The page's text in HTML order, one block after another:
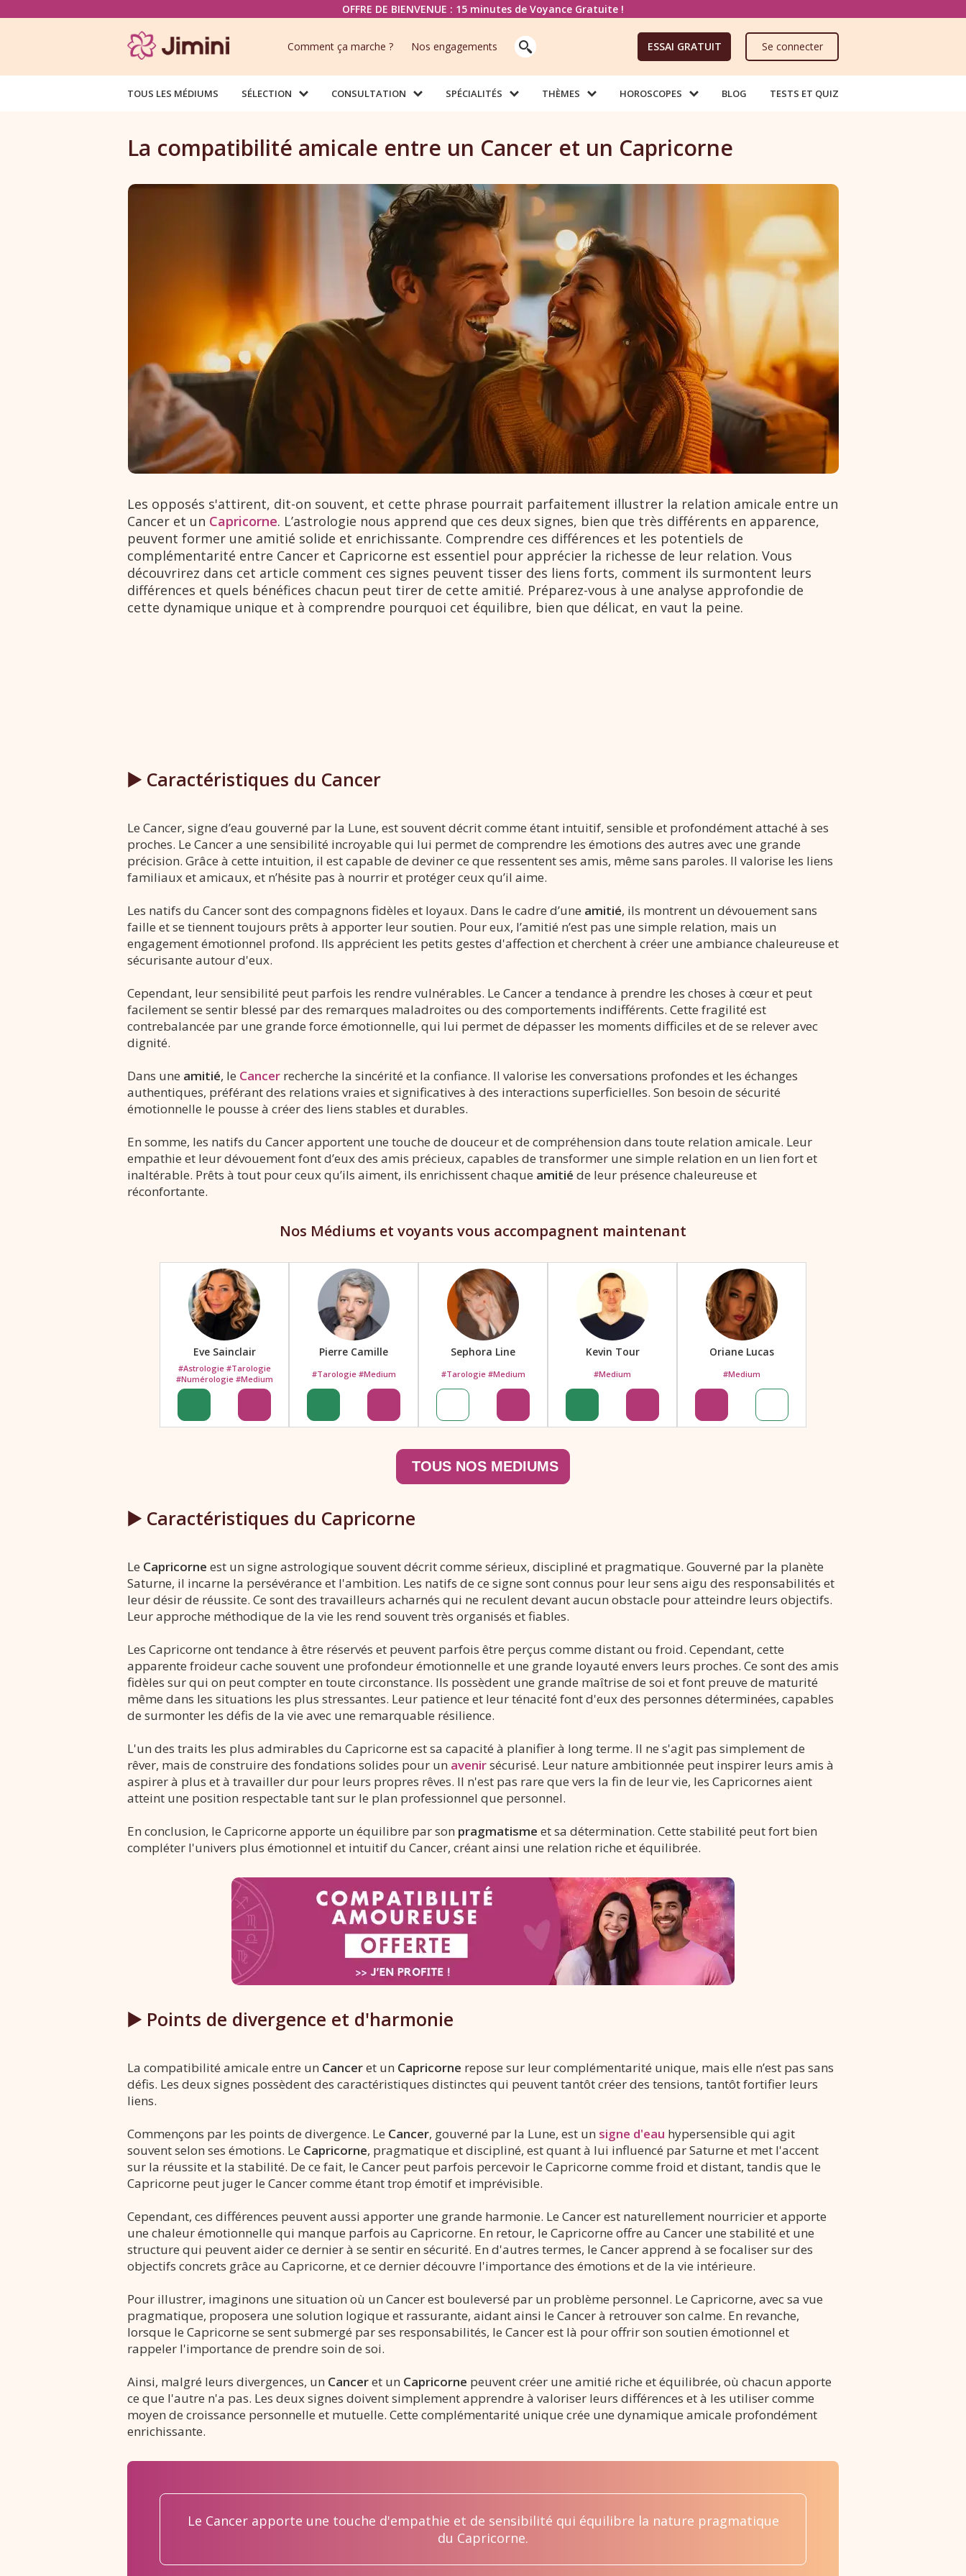
OFFRE DE BIENVENUE : 15 minutes de Voyance Gratuite !
Comment ça marche ? Nos engagements Se connecter
ESSAI GRATUIT
TOUS LES MÉDIUMS SÉLECTION CONSULTATION SPÉCIALITÉS THÈMES HOROSCOPES BLOG TESTS ET QUIZ
La compatibilité amicale entre un Cancer et un Capricorne
Les opposés s'attirent, dit-on souvent, et cette phrase pourrait parfaitement illustrer la relation amicale entre un
Cancer et un Capricorne. L’astrologie nous apprend que ces deux signes, bien que très différents en apparence,
peuvent former une amitié solide et enrichissante. Comprendre ces différences et les potentiels de
complémentarité entre Cancer et Capricorne est essentiel pour apprécier la richesse de leur relation. Vous
découvrirez dans cet article comment ces signes peuvent tisser des liens forts, comment ils surmontent leurs
différences et quels bénéfices chacun peut tirer de cette amitié. Préparez-vous à une analyse approfondie de
cette dynamique unique et à comprendre pourquoi cet équilibre, bien que délicat, en vaut la peine.
▶️ Caractéristiques du Cancer
Le Cancer, signe d’eau gouverné par la Lune, est souvent décrit comme étant intuitif, sensible et profondément attaché à ses
proches. Le Cancer a une sensibilité incroyable qui lui permet de comprendre les émotions des autres avec une grande
précision. Grâce à cette intuition, il est capable de deviner ce que ressentent ses amis, même sans paroles. Il valorise les liens
familiaux et amicaux, et n’hésite pas à nourrir et protéger ceux qu’il aime.
Les natifs du Cancer sont des compagnons fidèles et loyaux. Dans le cadre d’une amitié, ils montrent un dévouement sans
faille et se tiennent toujours prêts à apporter leur soutien. Pour eux, l’amitié n’est pas une simple relation, mais un
engagement émotionnel profond. Ils apprécient les petits gestes d'affection et cherchent à créer une ambiance chaleureuse et
sécurisante autour d'eux.
Cependant, leur sensibilité peut parfois les rendre vulnérables. Le Cancer a tendance à prendre les choses à cœur et peut
facilement se sentir blessé par des remarques maladroites ou des comportements indifférents. Cette fragilité est
contrebalancée par une grande force émotionnelle, qui lui permet de dépasser les moments difficiles et de se relever avec
dignité.
Dans une amitié, le Cancer recherche la sincérité et la confiance. Il valorise les conversations profondes et les échanges
authentiques, préférant des relations vraies et significatives à des interactions superficielles. Son besoin de sécurité
émotionnelle le pousse à créer des liens stables et durables.
En somme, les natifs du Cancer apportent une touche de douceur et de compréhension dans toute relation amicale. Leur
empathie et leur dévouement font d’eux des amis précieux, capables de transformer une simple relation en un lien fort et
inaltérable. Prêts à tout pour ceux qu’ils aiment, ils enrichissent chaque amitié de leur présence chaleureuse et
réconfortante.
Nos Médiums et voyants vous accompagnent maintenant
Eve Sainclair
#Astrologie #Tarologie
#Numérologie #Medium
Pierre Camille
#Tarologie #Medium
Sephora Line
#Tarologie #Medium
Kevin Tour
#Medium
Oriane Lucas
#Medium
▶️ Caractéristiques du Capricorne
Le Capricorne est un signe astrologique souvent décrit comme sérieux, discipliné et pragmatique. Gouverné par la planète
Saturne, il incarne la persévérance et l'ambition. Les natifs de ce signe sont connus pour leur sens aigu des responsabilités et
leur désir de réussite. Ce sont des travailleurs acharnés qui ne reculent devant aucun obstacle pour atteindre leurs objectifs.
Leur approche méthodique de la vie les rend souvent très organisés et fiables.
Les Capricorne ont tendance à être réservés et peuvent parfois être perçus comme distant ou froid. Cependant, cette
apparente froideur cache souvent une profondeur émotionnelle et une grande loyauté envers leurs proches. Ce sont des amis
fidèles sur qui on peut compter en toute circonstance. Ils possèdent une grande maîtrise de soi et font preuve de maturité
même dans les situations les plus stressantes. Leur patience et leur ténacité font d'eux des personnes déterminées, capables
de surmonter les défis de la vie avec une remarquable résilience.
L'un des traits les plus admirables du Capricorne est sa capacité à planifier à long terme. Il ne s'agit pas simplement de
rêver, mais de construire des fondations solides pour un avenirsécurisé. Leur nature ambitionnée peut inspirer leurs amis à
aspirer à plus et à travailler dur pour leurs propres rêves. Il n'est pas rare que vers la fin de leur vie, les Capricornes aient
atteint une position respectable tant sur le plan professionnel que personnel.
En conclusion, le Capricorne apporte un équilibre par son pragmatisme et sa détermination. Cette stabilité peut fort bien
compléter l'univers plus émotionnel et intuitif du Cancer, créant ainsi une relation riche et équilibrée.
▶️ Points de divergence et d'harmonie
La compatibilité amicale entre un Canceret un Capricorne repose sur leur complémentarité unique, mais elle n’est pas sans
défis. Les deux signes possèdent des caractéristiques distinctes qui peuvent tantôt créer des tensions, tantôt fortifier leurs
liens.
Commençons par les points de divergence. Le Cancer, gouverné par la Lune, est un signe d'eau hypersensible qui agit
souvent selon ses émotions. Le Capricorne, pragmatique et discipliné, est quant à lui influencé par Saturne et met l'accent
sur la réussite et la stabilité. De ce fait, le Cancer peut parfois percevoir le Capricorne comme froid et distant, tandis que le
Capricorne peut juger le Cancer comme étant trop émotif et imprévisible.
Cependant, ces différences peuvent aussi apporter une grande harmonie. Le Cancer est naturellement nourricier et apporte
une chaleur émotionnelle qui manque parfois au Capricorne. En retour, le Capricorne offre au Cancer une stabilité et une
structure qui peuvent aider ce dernier à se sentir en sécurité. En d'autres termes, le Cancer apprend à se focaliser sur des
objectifs concrets grâce au Capricorne, et ce dernier découvre l'importance des émotions et de la vie intérieure.
Pour illustrer, imaginons une situation où un Cancer est bouleversé par un problème personnel. Le Capricorne, avec sa vue
pragmatique, proposera une solution logique et rassurante, aidant ainsi le Cancer à retrouver son calme. En revanche,
lorsque le Capricorne se sent submergé par ses responsabilités, le Cancer est là pour offrir son soutien émotionnel et
rappeler l'importance de prendre soin de soi.
Ainsi, malgré leurs divergences, un Canceret un Capricorne peuvent créer une amitié riche et équilibrée, où chacun apporte
ce que l'autre n'a pas. Les deux signes doivent simplement apprendre à valoriser leurs différences et à les utiliser comme
moyen de croissance personnelle et mutuelle. Cette complémentarité unique crée une dynamique amicale profondément
enrichissante.
Le Cancer apporte une touche d'empathie et de sensibilité qui équilibre la nature pragmatique
du Capricorne.